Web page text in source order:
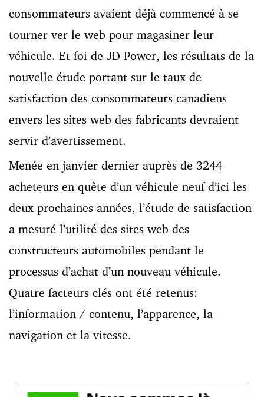
consommateurs avaient déjà commencé à se
tourner ver le web pour magasiner leur
véhicule. Et foi de JD Power, les résultats de la
nouvelle étude portant sur le taux de
satisfaction des consommateurs canadiens
envers les sites web des fabricants devraient
servir d’avertissement.
Menée en janvier dernier auprès de 3244
acheteurs en quête d’un véhicule neuf d’ici les
deux prochaines années, l’étude de satisfaction
a mesuré l’utilité des sites web des
constructeurs automobiles pendant le
processus d’achat d’un nouveau véhicule.
Quatre facteurs clés ont été retenus:
l’information / contenu, l’apparence, la
navigation et la vitesse.